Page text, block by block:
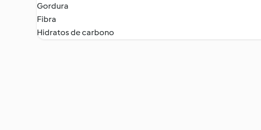
Gordura
Fibra
Hidratos de carbono